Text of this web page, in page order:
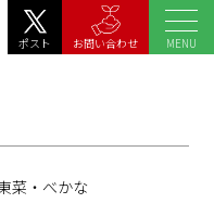
お問い合わせ
ポスト
MENU
菜・べかな